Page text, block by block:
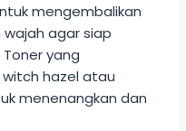
mengembalikan
agar siap
yang
hazel atau
menenangkan dan